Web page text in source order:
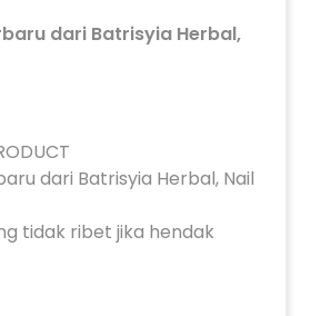
dari Batrisyia Herbal,
dari Batrisyia Herbal, Nail
tidak ribet jika hendak